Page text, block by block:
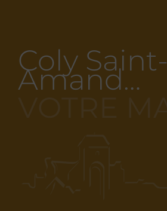
Coly Saint-
Amand…